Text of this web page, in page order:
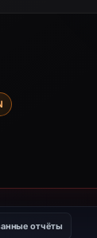
отчёты